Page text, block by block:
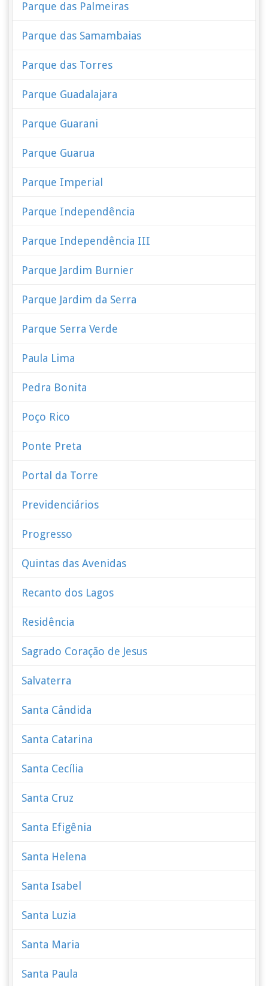
Parque das Palmeiras
Parque das Samambaias
Parque das Torres
Parque Guadalajara
Parque Guarani
Parque Guarua
Parque Imperial
Parque Independência
Parque Independência III
Parque Jardim Burnier
Parque Jardim da Serra
Parque Serra Verde
Paula Lima
Pedra Bonita
Poço Rico
Ponte Preta
Portal da Torre
Previdenciários
Progresso
Quintas das Avenidas
Recanto dos Lagos
Residência
Sagrado Coração de Jesus
Salvaterra
Santa Cândida
Santa Catarina
Santa Cecília
Santa Cruz
Santa Efigênia
Santa Helena
Santa Isabel
Santa Luzia
Santa Maria
Santa Paula